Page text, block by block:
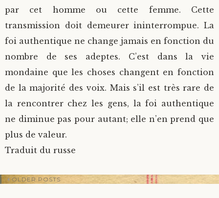
par cet homme ou cette femme. Cette
transmission doit demeurer ininterrompue. La
foi authentique ne change jamais en fonction du
nombre de ses adeptes. C’est dans la vie
mondaine que les choses changent en fonction
de la majorité des voix. Mais s’il est très rare de
la rencontrer chez les gens, la foi authentique
ne diminue pas pour autant; elle n’en prend que
plus de valeur.
Traduit du russe
OLDER POSTS